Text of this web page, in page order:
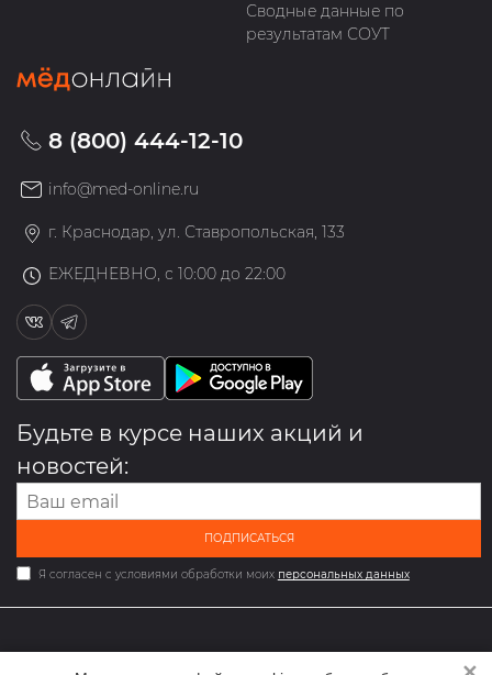
Сводные данные по
результатам СОУТ
8 (800) 444-12-10
info@med-online.ru
г. Краснодар, ул. Ставропольская, 133
ЕЖЕДНЕВНО, с 10:00 до 22:00
Будьте в курсе наших акций и
новостей:
ПОДПИСАТЬСЯ
Я согласен с условиями обработки моих персональных данных